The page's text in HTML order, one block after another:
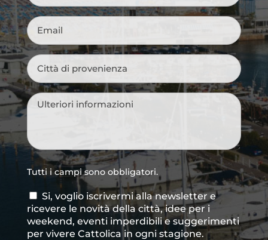
Email
Città
di
provenienza*
Messaggio
Tutti i campi sono obbligatori.
Consenso
newsletter
Si, voglio iscrivermi alla newsletter e
ricevere le novità della città, idee per i
weekend, eventi imperdibili e suggerimenti
per vivere Cattolica in ogni stagione.